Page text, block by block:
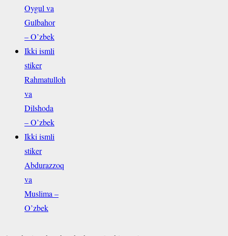
Oygul va
Gulbahor
– O’zbek
Ikki ismli
stiker
Rahmatulloh
va
Dilshoda
– O’zbek
Ikki ismli
stiker
Abdurazzoq
va
Muslima –
O’zbek